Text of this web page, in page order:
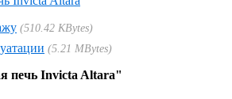
510.42 KBytes
5.21 MBytes
печь Invicta Altara"